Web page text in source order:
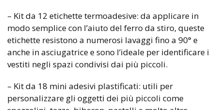
– Kit da 12 etichette termoadesive: da applicare in
modo semplice con l’aiuto del ferro da stiro, queste
etichette resistono a numerosi lavaggi fino a 90° e
anche in asciugatrice e sono l’ideale per identificare i
vestiti negli spazi condivisi dai più piccoli.
– Kit da 18 mini adesivi plastificati: utili per
personalizzare gli oggetti dei più piccoli come